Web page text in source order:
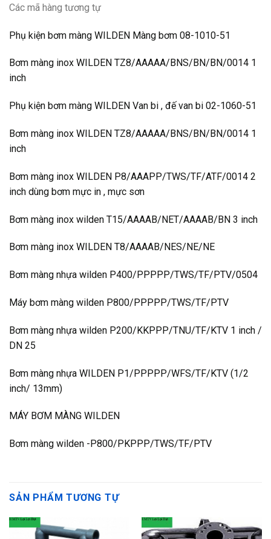
Các mã hàng tương tự
Phụ kiện bơm màng WILDEN Màng bơm 08-1010-51
Bơm màng inox WILDEN TZ8/AAAAA/BNS/BN/BN/0014 1
inch
Phụ kiện bơm màng WILDEN Van bi , đế van bi 02-1060-51
Bơm màng inox WILDEN TZ8/AAAAA/BNS/BN/BN/0014 1
inch
Bơm màng inox WILDEN P8/AAAPP/TWS/TF/ATF/0014 2
inch dùng bơm mực in , mực sơn
Bơm màng inox wilden T15/AAAAB/NET/AAAAB/BN 3 inch
Bơm màng inox WILDEN T8/AAAAB/NES/NE/NE
Bơm màng nhựa wilden P400/PPPPP/TWS/TF/PTV/0504
Máy bơm màng wilden P800/PPPPP/TWS/TF/PTV
Bơm màng nhựa wilden P200/KKPPP/TNU/TF/KTV 1 inch /
DN 25
Bơm màng nhựa WILDEN P1/PPPPP/WFS/TF/KTV (1/2
inch/ 13mm)
MÁY BƠM MÀNG WILDEN
Bơm màng wilden -P800/PKPPP/TWS/TF/PTV
SẢN PHẨM TƯƠNG TỰ